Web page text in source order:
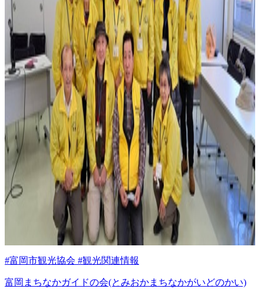
#富岡市観光協会 #観光関連情報
富岡まちなかガイドの会(とみおかまちなかがいどのかい)